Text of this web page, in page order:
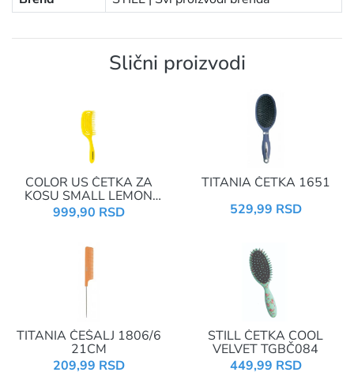
Slični proizvodi
COLOR US ČETKA ZA
KOSU SMALL LEMON
01784
999,90 RSD
TITANIA ČETKA 1651
529,99 RSD
TITANIA ČEŠALJ 1806/6
21CM
209,99 RSD
STILL ČETKA COOL
VELVET TGBČ084
449,99 RSD